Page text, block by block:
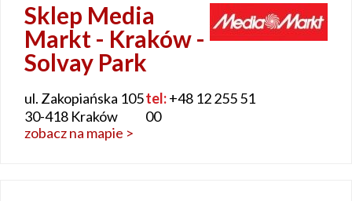
Sklep Media
Markt - Kraków -
Solvay Park
ul. Zakopiańska 105
30-418 Kraków
tel:+48 12 255 51
00
zobacz na mapie >